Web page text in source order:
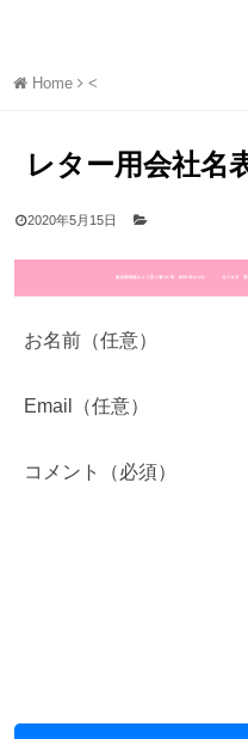
Home <
レター用会社名
2020年5月15日
コメント（必須）
お名前（任意）
Email（任意）